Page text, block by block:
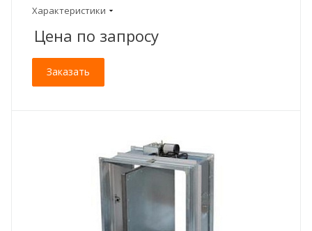
Характеристики
Цена по запросу
Заказать